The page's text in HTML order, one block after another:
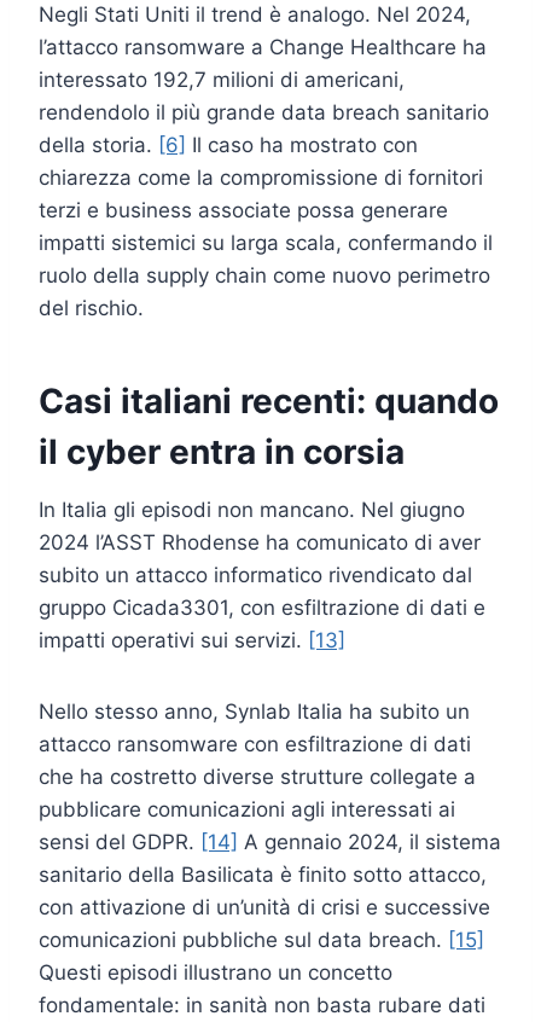
Negli Stati Uniti il trend è analogo. Nel 2024,
l’attacco ransomware a Change Healthcare ha
interessato 192,7 milioni di americani,
rendendolo il più grande data breach sanitario
della storia. [6] Il caso ha mostrato con
chiarezza come la compromissione di fornitori
terzi e business associate possa generare
impatti sistemici su larga scala, confermando il
ruolo della supply chain come nuovo perimetro
del rischio.
Casi italiani recenti: quando
il cyber entra in corsia
In Italia gli episodi non mancano. Nel giugno
2024 l’ASST Rhodense ha comunicato di aver
subito un attacco informatico rivendicato dal
gruppo Cicada3301, con esfiltrazione di dati e
impatti operativi sui servizi. [13]
Nello stesso anno, Synlab Italia ha subito un
attacco ransomware con esfiltrazione di dati
che ha costretto diverse strutture collegate a
pubblicare comunicazioni agli interessati ai
sensi del GDPR. [14] A gennaio 2024, il sistema
sanitario della Basilicata è finito sotto attacco,
con attivazione di un’unità di crisi e successive
comunicazioni pubbliche sul data breach. [15]
Questi episodi illustrano un concetto
fondamentale: in sanità non basta rubare dati